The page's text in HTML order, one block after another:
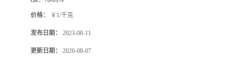
价格： ￥1/千克
发布日期： 2023-08-11
更新日期： 2026-08-07